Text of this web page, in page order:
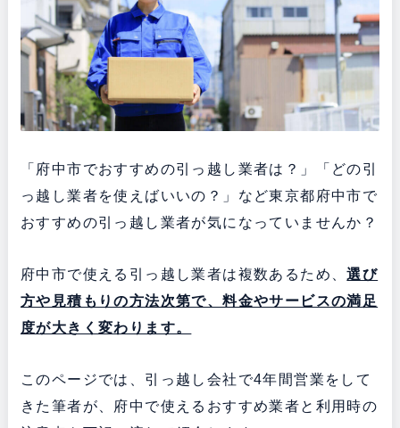
「府中市でおすすめの引っ越し業者は？」「どの引
っ越し業者を使えばいいの？」など東京都府中市で
おすすめの引っ越し業者が気になっていませんか？
府中市で使える引っ越し業者は複数あるため、選び
方や見積もりの方法次第で、料金やサービスの満足
度が大きく変わります。
このページでは、引っ越し会社で4年間営業をして
きた筆者が、府中で使えるおすすめ業者と利用時の